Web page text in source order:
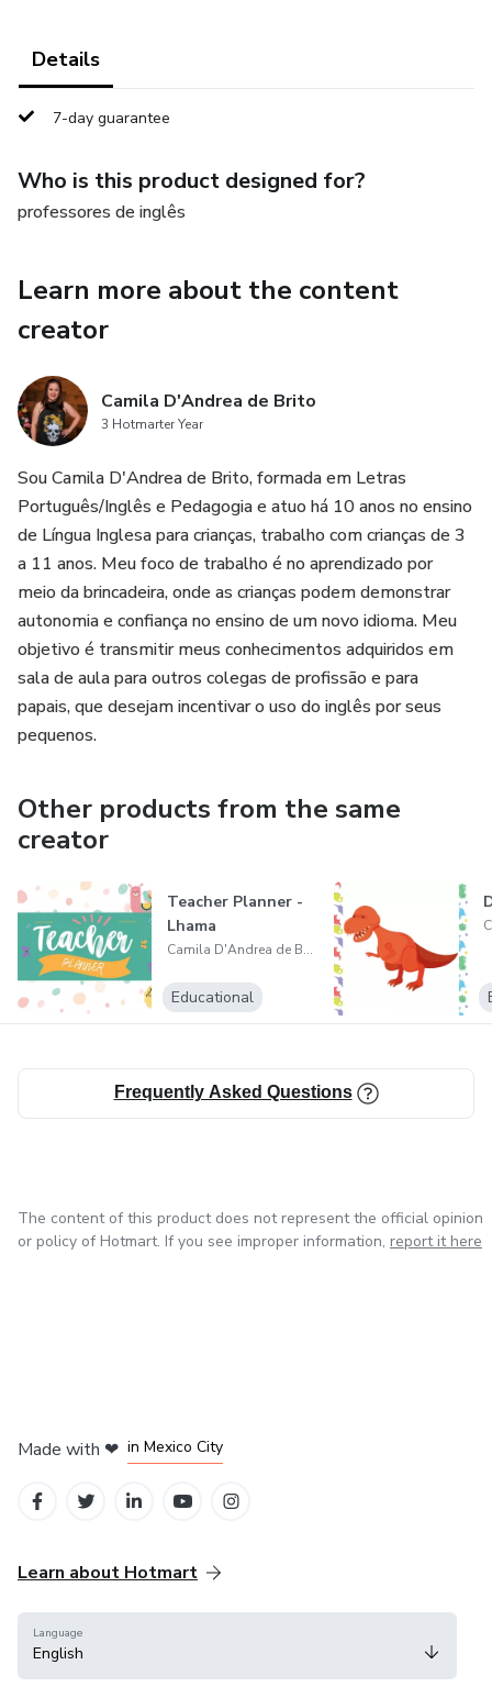
Details
7-day guarantee
Who is this product designed for?
professores de inglês
Learn more about the content
creator
Camila D'Andrea de Brito
3 Hotmarter Year
Sou Camila D'Andrea de Brito, formada em Letras
Português/Inglês e Pedagogia e atuo há 10 anos no ensino
de Língua Inglesa para crianças, trabalho com crianças de 3
a 11 anos. Meu foco de trabalho é no aprendizado por
meio da brincadeira, onde as crianças podem demonstrar
autonomia e confiança no ensino de um novo idioma. Meu
objetivo é transmitir meus conhecimentos adquiridos em
sala de aula para outros colegas de profissão e para
papais, que desejam incentivar o uso do inglês por seus
pequenos.
Other products from the same
creator
Teacher Planner -
Lhama
Camila D'Andrea de Brito
Educational
Frequently Asked Questions
The content of this product does not represent the official opinion
or policy of Hotmart. If you see improper information, report it here
Made with ❤ in Mexico City
Learn about Hotmart
Language
English